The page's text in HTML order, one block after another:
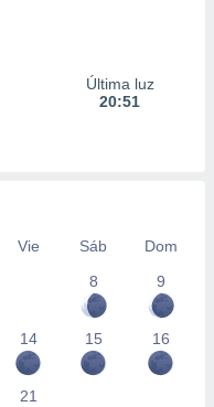
Última luz
20:51
Vie Sáb
Dom
8
9
14 15 16
21